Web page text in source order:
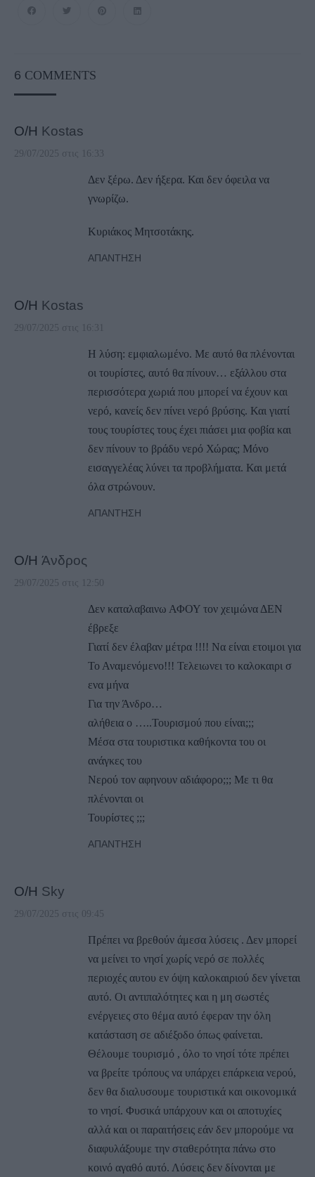
6 COMMENTS
Ο/Η Kostas
29/07/2025 στις 16:33
Δεν ξέρω. Δεν ήξερα. Και δεν όφειλα να
γνωρίζω.
Κυριάκος Μητσοτάκης.
ΑΠΆΝΤΗΣΗ
Ο/Η Kostas
29/07/2025 στις 16:31
Η λύση: εμφιαλωμένο. Με αυτό θα πλένονται
οι τουρίστες, αυτό θα πίνουν… εξάλλου στα
περισσότερα χωριά που μπορεί να έχουν και
νερό, κανείς δεν πίνει νερό βρύσης. Και γιατί
τους τουρίστες τους έχει πιάσει μια φοβία και
δεν πίνουν το βράδυ νερό Χώρας; Μόνο
εισαγγελέας λύνει τα προβλήματα. Και μετά
όλα στρώνουν.
ΑΠΆΝΤΗΣΗ
Ο/Η Άνδρος
29/07/2025 στις 12:50
Δεν καταλαβαινω ΑΦΟΥ τον χειμώνα ΔΕΝ
έβρεξε
Γιατί δεν έλαβαν μέτρα !!!! Να είναι ετοιμοι για
Το Αναμενόμενο!!! Τελειωνει το καλοκαιρι σ
ενα μήνα
Για την Άνδρο…
αλήθεια ο …..Τουρισμού που είναι;;;
Μέσα στα τουριστικα καθήκοντα του οι
ανάγκες του
Νερού τον αφηνουν αδιάφορο;;; Με τι θα
πλένονται οι
Τουρίστες ;;;
ΑΠΆΝΤΗΣΗ
Ο/Η Sky
29/07/2025 στις 09:45
Πρέπει να βρεθούν άμεσα λύσεις . Δεν μπορεί
να μείνει το νησί χωρίς νερό σε πολλές
περιοχές αυτου εν όψη καλοκαιριού δεν γίνεται
αυτό. Οι αντιπαλότητες και η μη σωστές
ενέργειες στο θέμα αυτό έφεραν την όλη
κατάσταση σε αδιέξοδο όπως φαίνεται.
Θέλουμε τουρισμό , όλο το νησί τότε πρέπει
να βρείτε τρόπους να υπάρχει επάρκεια νερού,
δεν θα διαλυσουμε τουριστικά και οικονομικά
το νησί. Φυσικά υπάρχουν και οι αποτυχίες
αλλά και οι παραιτήσεις εάν δεν μπορούμε να
διαφυλάξουμε την σταθερότητα πάνω στο
κοινό αγαθό αυτό. Λύσεις δεν δίνονται με